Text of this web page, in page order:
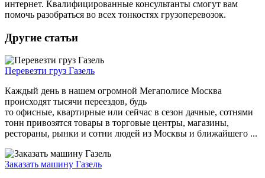
интернет. Квалифицированные консультанты смогут вам
помочь разобраться во всех тонкостях грузоперевозок.
Другие статьи
Перевезти груз Газель
Каждый день в нашем огромной Мегаполисе Москва
происходят тысячи переездов, будь
то офисные, квартирные или сейчас в сезон дачные, сотнями
тонн привозятся товары в торговые центры, магазины,
рестораны, рынки и сотни людей из Москвы и ближайшего ...
Заказать машину Газель